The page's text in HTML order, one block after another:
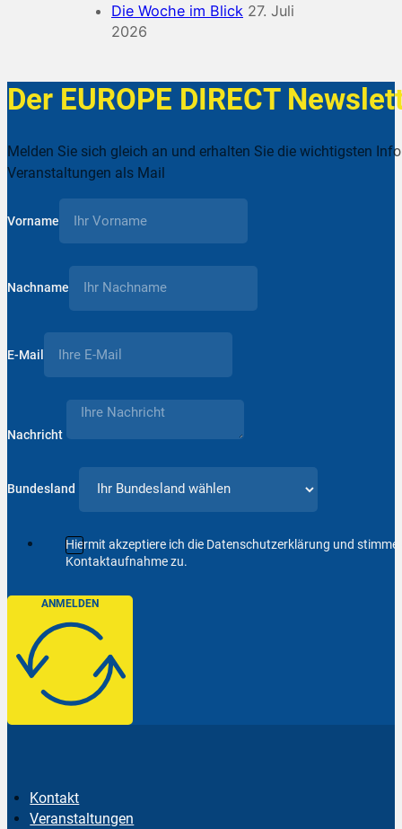
Die Woche im Blick 27. Juli
2026
Der EUROPE DIRECT
Melden Sie sich gleich an und erhalten Sie die wichtigsten
Veranstaltungen als Mail
Vorname
Nachname
E-Mail
Nachricht
Bundesland
Hiermit akzeptiere ich die Datenschutzerklärung und
Kontaktaufnahme zu.
ANMELDEN
Kontakt
Veranstaltungen